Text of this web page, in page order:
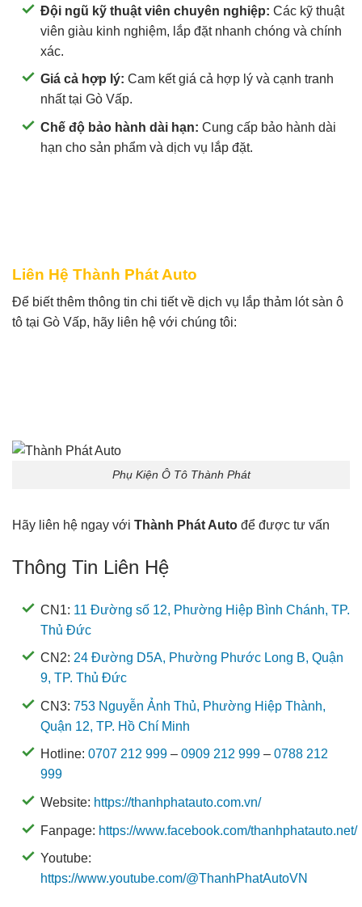
Đội ngũ kỹ thuật viên chuyên nghiệp: Các kỹ thuật
viên giàu kinh nghiệm, lắp đặt nhanh chóng và chính
xác.
Giá cả hợp lý: Cam kết giá cả hợp lý và cạnh tranh
nhất tại Gò Vấp.
Chế độ bảo hành dài hạn: Cung cấp bảo hành dài
hạn cho sản phẩm và dịch vụ lắp đặt.
Liên Hệ Thành Phát Auto
Để biết thêm thông tin chi tiết về dịch vụ lắp thảm lót sàn ô
tô tại Gò Vấp, hãy liên hệ với chúng tôi:
Phụ Kiện Ô Tô Thành Phát
Hãy liên hệ ngay với Thành Phát Auto để được tư vấn
Thông Tin Liên Hệ
CN1: 11 Đường số 12, Phường Hiệp Bình Chánh, TP.
Thủ Đức
CN2: 24 Đường D5A, Phường Phước Long B, Quận
9, TP. Thủ Đức
CN3: 753 Nguyễn Ảnh Thủ, Phường Hiệp Thành,
Quận 12, TP. Hồ Chí Minh
Hotline: 0707 212 999 – 0909 212 999 – 0788 212
999
Website: https://thanhphatauto.com.vn/
Fanpage: https://www.facebook.com/thanhphatauto.net/
Youtube:
https://www.youtube.com/@ThanhPhatAutoVN